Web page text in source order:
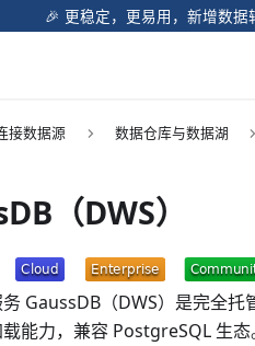
🎉️ 更稳定，更易用，新增数
接数据源 数据仓库与数据湖
（DWS）
GaussDB（DWS）是完全
能力，兼容 PostgreSQL 生